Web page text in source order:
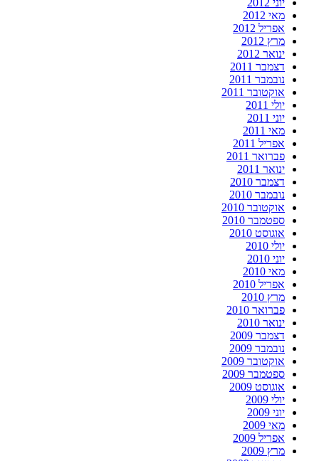
מאי 2012
אפריל 2012
מרץ 2012
ינואר 2012
דצמבר 2011
נובמבר 2011
אוקטובר 2011
יולי 2011
יוני 2011
מאי 2011
אפריל 2011
פברואר 2011
ינואר 2011
דצמבר 2010
נובמבר 2010
אוקטובר 2010
ספטמבר 2010
אוגוסט 2010
יולי 2010
יוני 2010
מאי 2010
אפריל 2010
מרץ 2010
פברואר 2010
ינואר 2010
דצמבר 2009
נובמבר 2009
אוקטובר 2009
ספטמבר 2009
אוגוסט 2009
יולי 2009
יוני 2009
מאי 2009
אפריל 2009
מרץ 2009